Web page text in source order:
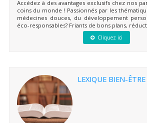
Accédez à des avantages exclusifs chez nos
coins du monde ! Passionnés par les
médecines douces, du développement
éco-responsables? Friants de bons plans,
Cliquez ici
LEXIQUE BIEN-ÊTRE